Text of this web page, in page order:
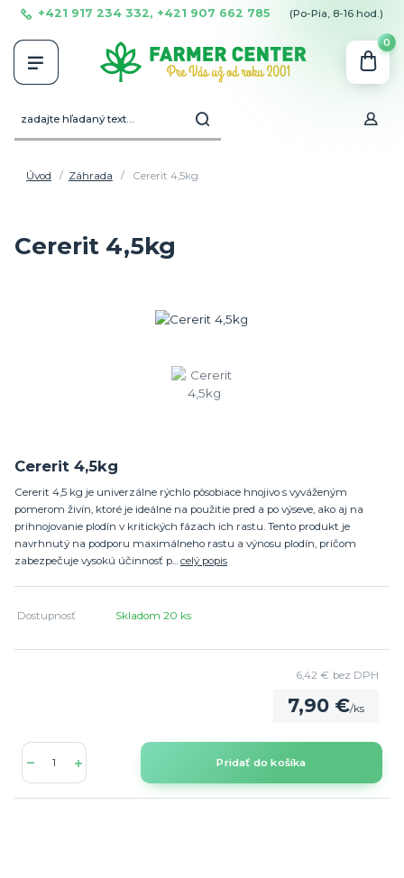
+421 917 234 332, +421 907 662 785 (Po-Pia, 8-16 hod.)
0
Úvod Záhrada Cererit 4,5kg
Cererit 4,5kg
Cererit 4,5kg
Cererit 4,5 kg je univerzálne rýchlo pôsobiace hnojivo s vyváženým
pomerom živín, ktoré je ideálne na použitie pred a po výseve, ako aj na
prihnojovanie plodín v kritických fázach ich rastu. Tento produkt je
navrhnutý na podporu maximálneho rastu a výnosu plodín, pričom
zabezpečuje vysokú účinnosť p... celý popis
Dostupnosť Skladom 20 ks
7,90 €/ks
6,42 € bez DPH
Pridať do košíka